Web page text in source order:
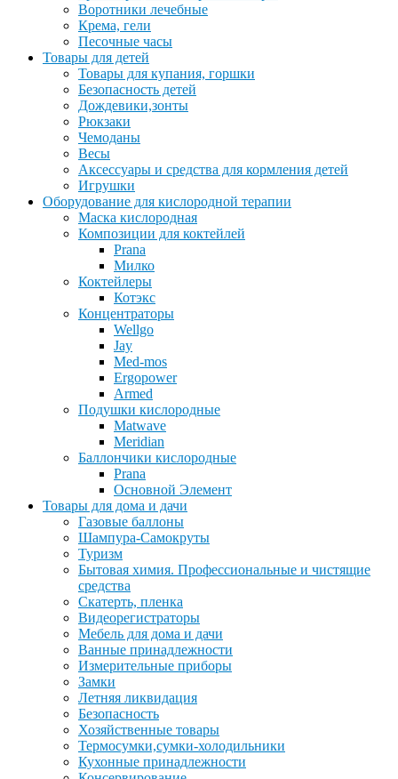
Воротники лечебные
Крема, гели
Песочные часы
Товары для детей
Товары для купания, горшки
Безопасность детей
Дождевики,зонты
Рюкзаки
Чемоданы
Весы
Аксессуары и средства для кормления детей
Игрушки
Оборудование для кислородной терапии
Маска кислородная
Композиции для коктейлей
Prana
Милко
Коктейлеры
Котэкс
Концентраторы
Wellgo
Jay
Med-mos
Ergopower
Armed
Подушки кислородные
Matwave
Meridian
Баллончики кислородные
Prana
Основной Элемент
Товары для дома и дачи
Газовые баллоны
Шампура-Самокруты
Туризм
Бытовая химия. Профессиональные и чистящие
средства
Скатерть, пленка
Видеорегистраторы
Мебель для дома и дачи
Ванные принадлежности
Измерительные приборы
Замки
Летняя ликвидация
Безопасность
Хозяйственные товары
Термосумки,сумки-холодильники
Кухонные принадлежности